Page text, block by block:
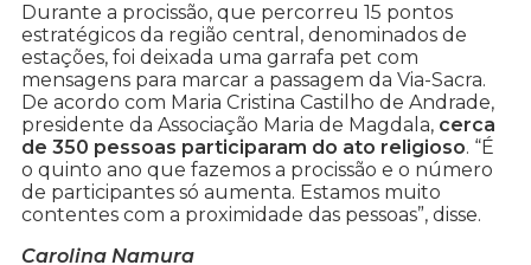
Durante a procissão, que percorreu 15 pontos
estratégicos da região central, denominados de
estações, foi deixada uma garrafa pet com
mensagens para marcar a passagem da Via-Sacra.
De acordo com Maria Cristina Castilho de Andrade,
presidente da Associação Maria de Magdala, cerca
de 350 pessoas participaram do ato religioso. “É
o quinto ano que fazemos a procissão e o número
de participantes só aumenta. Estamos muito
contentes com a proximidade das pessoas”, disse.
Carolina Namura